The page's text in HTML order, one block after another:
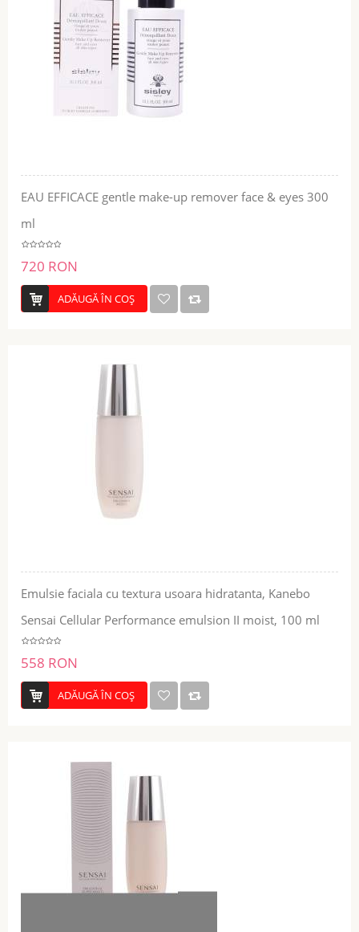
EAU EFFICACE gentle make-up remover face & eyes 300
ml
720 RON
ADĂUGĂ ÎN COŞ
Emulsie faciala cu textura usoara hidratanta, Kanebo
Sensai Cellular Performance emulsion II moist, 100 ml
558 RON
ADĂUGĂ ÎN COŞ